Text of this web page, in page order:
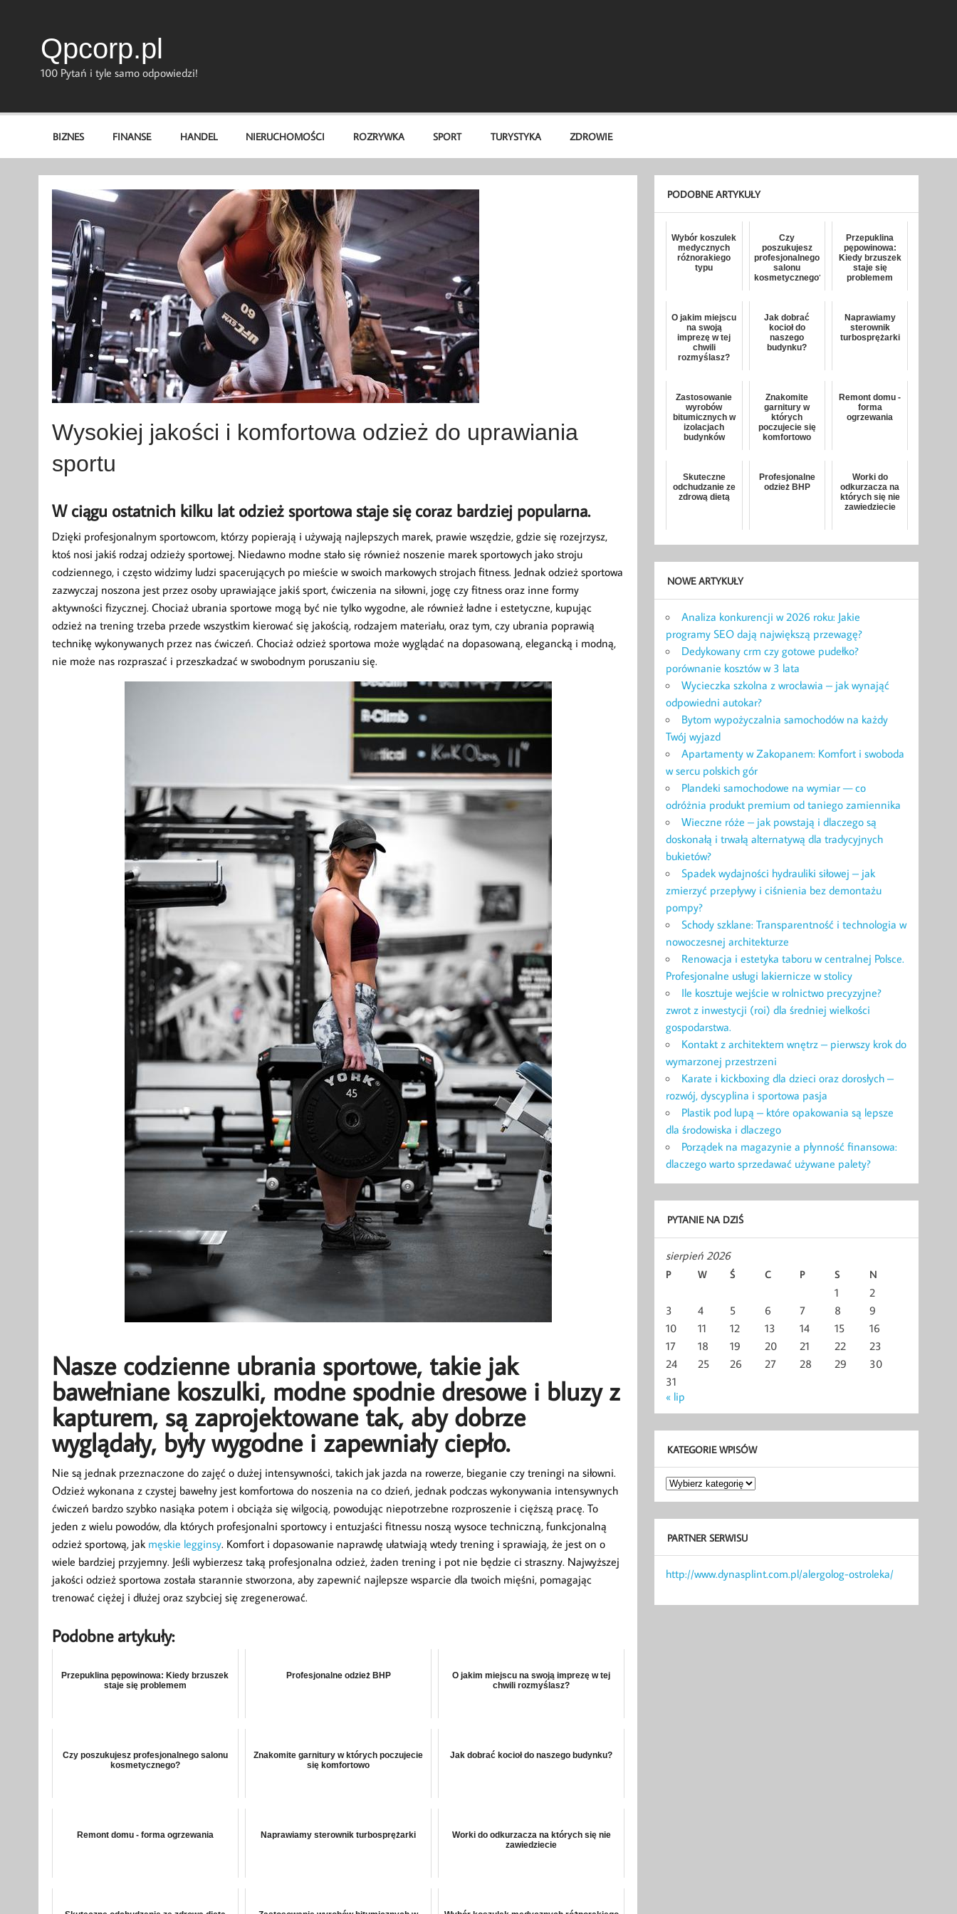
Qpcorp.pl
100 Pytań i tyle samo odpowiedzi!
BIZNES FINANSE HANDEL NIERUCHOMOŚCI ROZRYWKA SPORT TURYSTYKA ZDROWIE
Wysokiej jakości i komfortowa odzież do uprawiania
sportu
W ciągu ostatnich kilku lat odzież sportowa staje się coraz bardziej popularna.
Dzięki profesjonalnym sportowcom, którzy popierają i używają najlepszych marek, prawie wszędzie, gdzie się rozejrzysz,
ktoś nosi jakiś rodzaj odzieży sportowej. Niedawno modne stało się również noszenie marek sportowych jako stroju
codziennego, i często widzimy ludzi spacerujących po mieście w swoich markowych strojach fitness. Jednak odzież sportowa
zazwyczaj noszona jest przez osoby uprawiające jakiś sport, ćwiczenia na siłowni, jogę czy fitness oraz inne formy
aktywności fizycznej. Chociaż ubrania sportowe mogą być nie tylko wygodne, ale również ładne i estetyczne, kupując
odzież na trening trzeba przede wszystkim kierować się jakością, rodzajem materiału, oraz tym, czy ubrania poprawią
technikę wykonywanych przez nas ćwiczeń. Chociaż odzież sportowa może wyglądać na dopasowaną, elegancką i modną,
nie może nas rozpraszać i przeszkadzać w swobodnym poruszaniu się.
Nasze codzienne ubrania sportowe, takie jak
bawełniane koszulki, modne spodnie dresowe i bluzy z
kapturem, są zaprojektowane tak, aby dobrze
wyglądały, były wygodne i zapewniały ciepło.
Nie są jednak przeznaczone do zajęć o dużej intensywności, takich jak jazda na rowerze, bieganie czy treningi na siłowni.
Odzież wykonana z czystej bawełny jest komfortowa do noszenia na co dzień, jednak podczas wykonywania intensywnych
ćwiczeń bardzo szybko nasiąka potem i obciąża się wilgocią, powodując niepotrzebne rozproszenie i cięższą pracę. To
jeden z wielu powodów, dla których profesjonalni sportowcy i entuzjaści fitnessu noszą wysoce techniczną, funkcjonalną
odzież sportową, jak męskie legginsy. Komfort i dopasowanie naprawdę ułatwiają wtedy trening i sprawiają, że jest on o
wiele bardziej przyjemny. Jeśli wybierzesz taką profesjonalna odzież, żaden trening i pot nie będzie ci straszny. Najwyższej
jakości odzież sportowa została starannie stworzona, aby zapewnić najlepsze wsparcie dla twoich mięśni, pomagając
trenować ciężej i dłużej oraz szybciej się zregenerować.
Podobne artykuły:
Przepuklina pępowinowa: Kiedy brzuszek
staje się problemem
Profesjonalne odzież BHP
O jakim miejscu na swoją imprezę w tej
chwili rozmyślasz?
Czy poszukujesz profesjonalnego salonu
kosmetycznego?
Znakomite garnitury w których poczujecie
się komfortowo
Jak dobrać kocioł do naszego budynku?
Remont domu - forma ogrzewania Naprawiamy sterownik turbosprężarki
Worki do odkurzacza na których się nie
zawiedziecie
PODOBNE ARTYKUŁY
Wybór koszulek
medycznych
różnorakiego
typu
Czy
poszukujesz
profesjonalnego
salonu
kosmetycznego?
Przepuklina
pępowinowa:
Kiedy brzuszek
staje się
problemem
O jakim miejscu
na swoją
imprezę w tej
chwili
rozmyślasz?
Jak dobrać
kocioł do
naszego
budynku?
Naprawiamy
sterownik
turbosprężarki
Zastosowanie
wyrobów
bitumicznych w
izolacjach
budynków
Znakomite
garnitury w
których
poczujecie się
komfortowo
Remont domu -
forma
ogrzewania
Skuteczne
odchudzanie ze
zdrową dietą
Profesjonalne
odzież BHP
Worki do
odkurzacza na
których się nie
zawiedziecie
NOWE ARTYKUŁY
Analiza konkurencji w 2026 roku: Jakie
programy SEO dają największą przewagę?
Dedykowany crm czy gotowe pudełko?
porównanie kosztów w 3 lata
Wycieczka szkolna z wrocławia – jak wynająć
odpowiedni autokar?
Bytom wypożyczalnia samochodów na każdy
Twój wyjazd
Apartamenty w Zakopanem: Komfort i swoboda
w sercu polskich gór
Plandeki samochodowe na wymiar — co
odróżnia produkt premium od taniego zamiennika
Wieczne róże – jak powstają i dlaczego są
doskonałą i trwałą alternatywą dla tradycyjnych
bukietów?
Spadek wydajności hydrauliki siłowej – jak
zmierzyć przepływy i ciśnienia bez demontażu
pompy?
Schody szklane: Transparentność i technologia w
nowoczesnej architekturze
Renowacja i estetyka taboru w centralnej Polsce.
Profesjonalne usługi lakiernicze w stolicy
Ile kosztuje wejście w rolnictwo precyzyjne?
zwrot z inwestycji (roi) dla średniej wielkości
gospodarstwa.
Kontakt z architektem wnętrz – pierwszy krok do
wymarzonej przestrzeni
Karate i kickboxing dla dzieci oraz dorosłych –
rozwój, dyscyplina i sportowa pasja
Plastik pod lupą – które opakowania są lepsze
dla środowiska i dlaczego
Porządek na magazynie a płynność finansowa:
dlaczego warto sprzedawać używane palety?
PYTANIE NA DZIŚ
sierpień 2026
P W Ś C P S N
1
2
3
4 5 6 7 8
9
10
11 12 13 14 15
16
17
18 19 20 21 22
23
24
25 26 27 28 29
30
31
« lip
KATEGORIE WPISÓW
Kategorie
wpisów
PARTNER SERWISU
http://www.dynasplint.com.pl/alergolog-ostroleka/